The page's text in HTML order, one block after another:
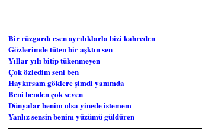
Bir rüzgardı esen ayrılıklarla bizi kahreden
Gözlerimde tüten bir aşktın sen
Yıllar yılı bitip tükenmeyen
Çok özledim seni ben
Haykırsam göklere şimdi yanımda
Beni benden çok seven
Dünyalar benim olsa yinede istemem
Yanlız sensin benim yüzümü güldüren